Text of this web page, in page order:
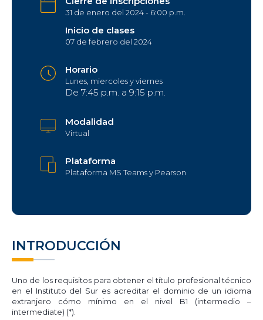
INTRODUCCIÓN
Uno de los requisitos para obtener el título profesional técnico
en el Instituto del Sur es acreditar el dominio de un idioma
extranjero cómo mínimo en el nivel B1 (intermedio –
intermediate) (*).
31 de enero del 2024 - 6:00 p.m.
Inicio de clases
07 de febrero del 2024
Horario
Lunes, miercoles y viernes
De 7:45 p.m. a 9:15 p.m.
Modalidad
Virtual
Plataforma
Plataforma MS Teams y Pearson